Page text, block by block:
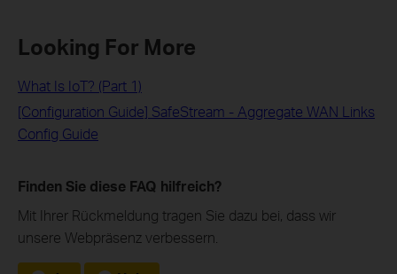
Looking For More
What Is IoT? (Part 1)
[Configuration Guide] SafeStream - Aggregate WAN Links
Config Guide
Finden Sie diese FAQ hilfreich?
Mit Ihrer Rückmeldung tragen Sie dazu bei, dass wir
unsere Webpräsenz verbessern.